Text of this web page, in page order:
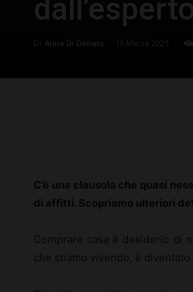
Di Anna Di Donato 13 Marzo 2025
C’è una clausola che quasi
di affitti. Scopriamo ulteriori
Comprare casa è desiderio di
che stiamo vivendo, è